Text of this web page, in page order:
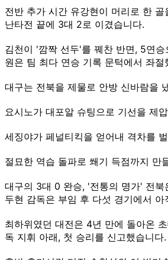
전반 추가 시간 유강현이 머리로 한 골
난타전 끝에 3대 2로 이겼습니다.
김천이 '깜짝 선두'를 꿰찬 반면, 5연
원은 팀 최다 연승 기록 문턱에서 좌절
대구는 전북을 제물로 안방 신바람을
요시노가 대포알 슈팅으로 기선을 제
세징야가 페널티킥을 얻어내 격차를
절묘한 역습 돌파로 쐐기 득점까지 만
대구의 3대 0 완승, '전통의 명가' 전북
두현 감독은 부임 후 다섯 경기에서 아
최하위였던 대전은 4년 만에 돌아온
독 지휘 아래, 첫 승리를 신고했습니다.